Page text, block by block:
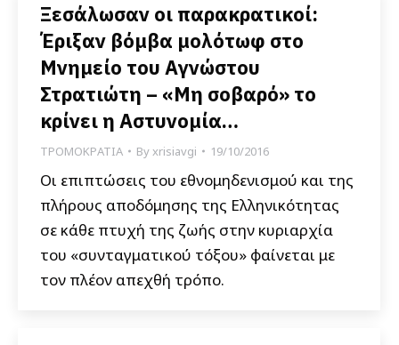
Ξεσάλωσαν οι παρακρατικοί:
Έριξαν βόμβα μολότωφ στο
Μνημείο του Αγνώστου
Στρατιώτη – «Μη σοβαρό» το
κρίνει η Αστυνομία…
ΤΡΟΜΟΚΡΑΤΙΑ Byxrisiavgi 19/10/2016
Οι επιπτώσεις του εθνομηδενισμού και της
πλήρους αποδόμησης της Ελληνικότητας
σε κάθε πτυχή της ζωής στην κυριαρχία
του «συνταγματικού τόξου» φαίνεται με
τον πλέον απεχθή τρόπο.